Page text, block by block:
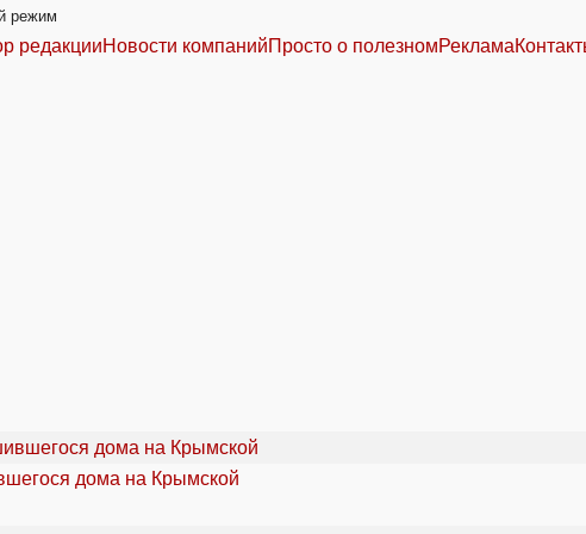
режим
редакцииНовости компанийПросто о полезномРеклама
дома на Крымской